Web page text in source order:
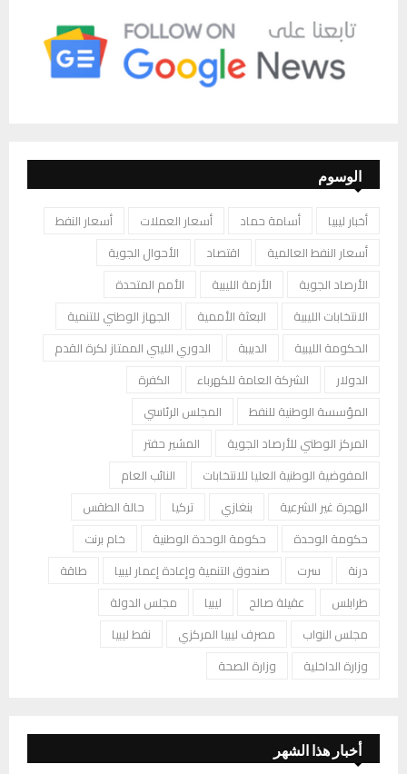
الوسوم
أخبار ليبيا أسامة حماد أسعار العملات
أسعار النفط
أسعار النفط العالمية
اقتصاد
الأحوال الجوية
الأرصاد الجوية
الأزمة الليبية
الأمم المتحدة
الانتخابات الليبية
البعثة الأممية
الجهاز الوطني للتنمية
الحكومة الليبية
الدبيبة
الدوري الليبي الممتاز لكرة القدم
الدولار
الشركة العامة للكهرباء
الكفرة
المؤسسة الوطنية للنفط
المجلس الرئاسي
المركز الوطني للأرصاد الجوية
المشير حفتر
المفوضية الوطنية العليا للانتخابات
النائب العام
الهجرة غير الشرعية
بنغازي تركيا
حالة الطقس
حكومة الوحدة
حكومة الوحدة الوطنية
خام برنت
درنة
سرت صندوق التنمية وإعادة إعمار ليبيا
طاقة
طرابلس
عقيلة صالح ليبيا
مجلس الدولة
مجلس النواب
مصرف ليبيا المركزي
نفط ليبيا
وزارة الداخلية
وزارة الصحة
أخبار هذا الشهر